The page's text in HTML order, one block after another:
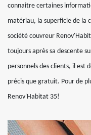
connaitre certaines
matériau, la superficie de la
société couvreur
toujours après sa descente
personnels des clients, il est
précis que gratuit. Pour de
Renov'Habitat 35!